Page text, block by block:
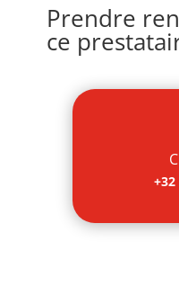
Prendre
ce
+32